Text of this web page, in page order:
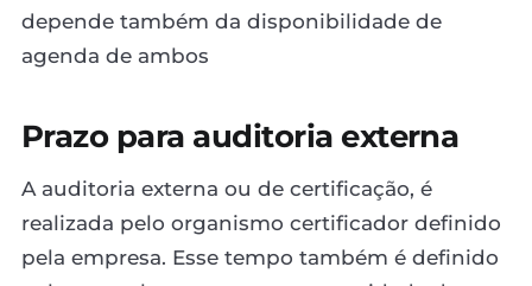
depende também da disponibilidade de
agenda de ambos
Prazo para auditoria externa
A auditoria externa ou de certificação, é
realizada pelo organismo certificador definido
pela empresa. Esse tempo também é definido